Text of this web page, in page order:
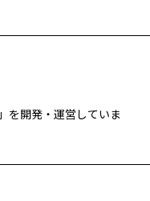
を開発・運営していま